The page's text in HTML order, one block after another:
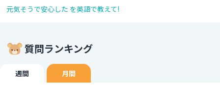
元気そうで安心した を英語で教えて!
質問ランキング
週間 月間